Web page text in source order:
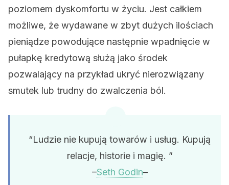
poziomem dyskomfortu w życiu. Jest całkiem
możliwe, że wydawane w zbyt dużych ilościach
pieniądze powodujące następnie wpadnięcie w
pułapkę kredytową służą jako środek
pozwalający na przykład ukryć nierozwiązany
smutek lub trudny do zwalczenia ból.
“Ludzie nie kupują towarów i usług. Kupują
relacje, historie i magię. ”
–Seth Godin–